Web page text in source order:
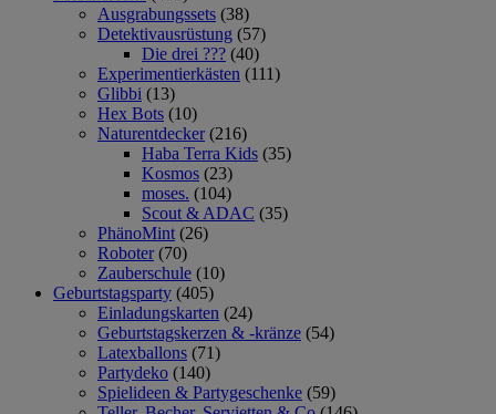
Ausgrabungssets (38)
Detektivausrüstung (57)
Die drei ??? (40)
Experimentierkästen (111)
Glibbi (13)
Hex Bots (10)
Naturentdecker (216)
Haba Terra Kids (35)
Kosmos (23)
moses. (104)
Scout & ADAC (35)
PhänoMint (26)
Roboter (70)
Zauberschule (10)
Geburtstagsparty (405)
Einladungskarten (24)
Geburtstagskerzen & -kränze (54)
Latexballons (71)
Partydeko (140)
Spielideen & Partygeschenke (59)